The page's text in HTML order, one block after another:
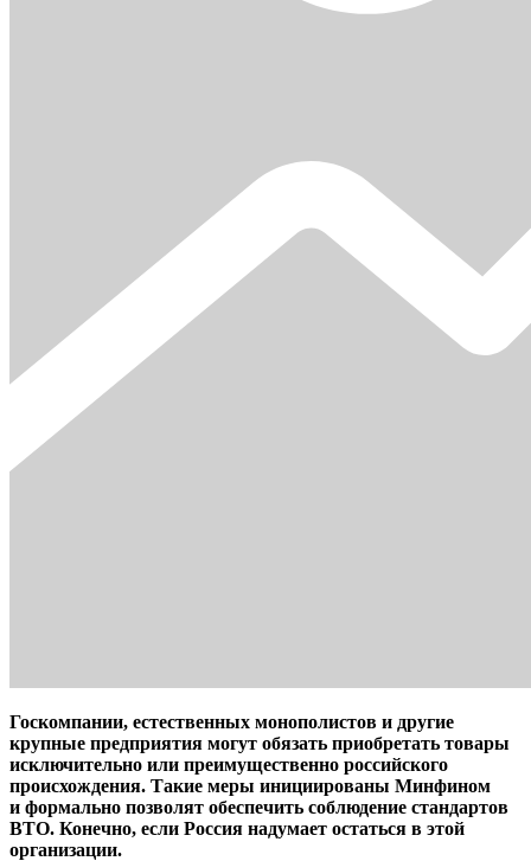
Госкомпании, естественных монополистов и другие
крупные предприятия могут обязать приобретать товары
исключительно или преимущественно российского
происхождения. Такие меры инициированы Минфином
и формально позволят обеспечить соблюдение стандартов
ВТО. Конечно, если Россия надумает остаться в этой
организации.